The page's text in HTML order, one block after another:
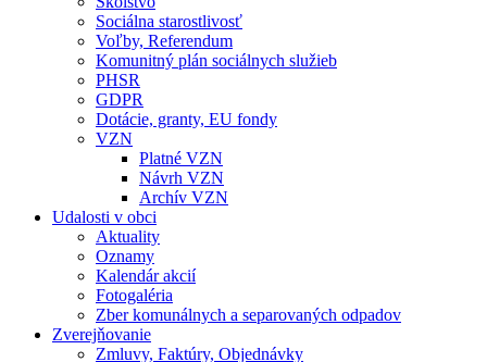
Sociálna starostlivosť
Voľby, Referendum
Komunitný plán sociálnych služieb
PHSR
GDPR
Dotácie, granty, EU fondy
VZN
Platné VZN
Návrh VZN
Archív VZN
Udalosti v obci
Aktuality
Oznamy
Kalendár akcií
Fotogaléria
Zber komunálnych a separovaných odpadov
Zverejňovanie
Zmluvy, Faktúry, Objednávky